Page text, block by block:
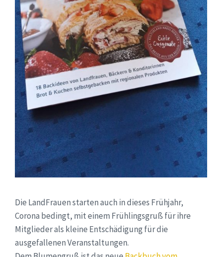
Die LandFrauen starten auch in dieses Frühjahr,
Corona bedingt, mit einem Frühlingsgruß für ihre
Mitglieder als kleine Entschädigung für die
ausgefallenen Veranstaltungen.